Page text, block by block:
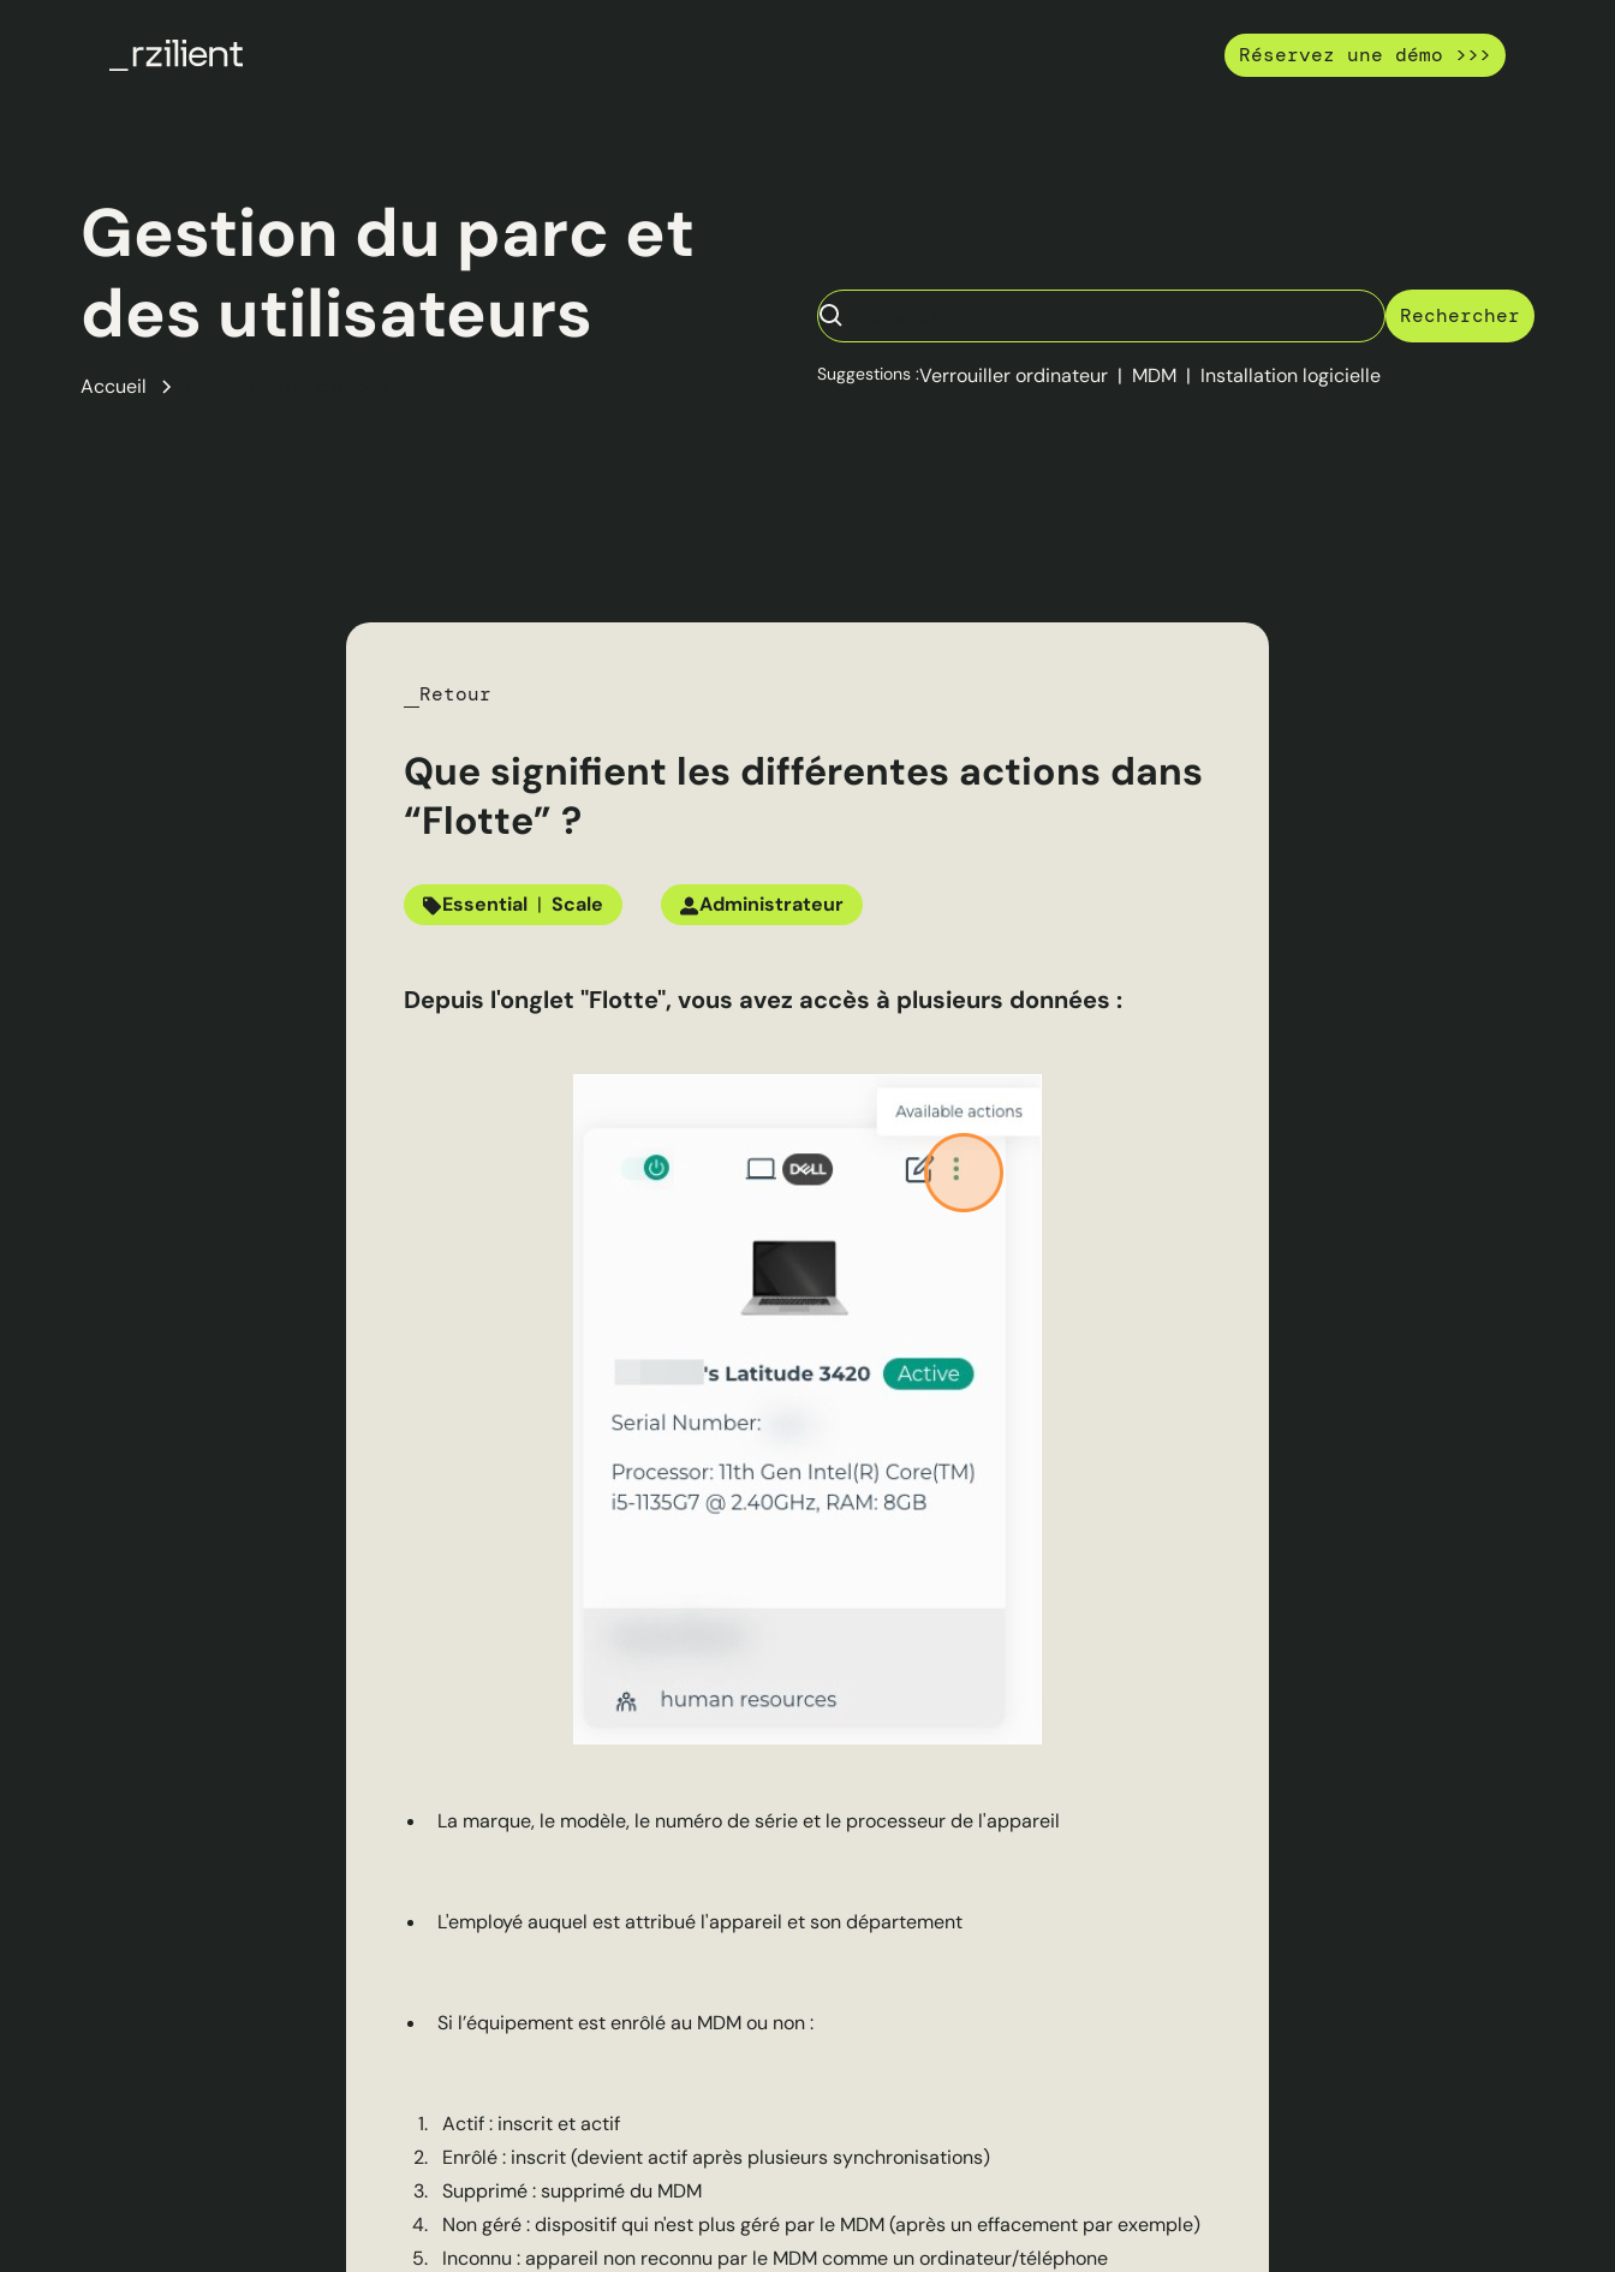
Réservez une démo >>>
Gestion du parc et
des utilisateurs
Accueil Suggestions :Verrouiller ordinateur | MDM | Installation logicielle
Retour
Que signifient les différentes actions dans
“Flotte” ?
Essential | Scale Administrateur
Depuis l'onglet "Flotte", vous avez accès à plusieurs données :
La marque, le modèle, le numéro de série et le processeur de l'appareil
L'employé auquel est attribué l'appareil et son département
Si l’équipement est enrôlé au MDM ou non :
Actif : inscrit et actif
Enrôlé : inscrit (devient actif après plusieurs synchronisations)
Supprimé : supprimé du MDM
Non géré : dispositif qui n'est plus géré par le MDM (après un effacement par exemple)
Inconnu : appareil non reconnu par le MDM comme un ordinateur/téléphone